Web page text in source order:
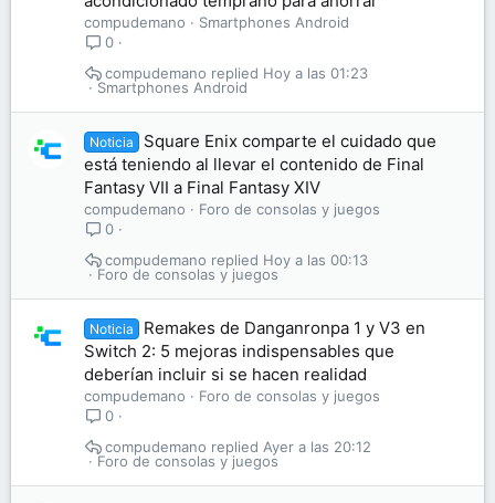
compudemano
Smartphones Android
0
Smartphones Android
Hoy a las 01:23
compudemano
Noticia
Square Enix comparte el cuidado que
está teniendo al llevar el contenido de Final
Fantasy VII a Final Fantasy XIV
compudemano
Foro de consolas y juegos
0
Foro de consolas y juegos
Hoy a las 00:13
compudemano
Noticia
Remakes de Danganronpa 1 y V3 en
Switch 2: 5 mejoras indispensables que
deberían incluir si se hacen realidad
compudemano
Foro de consolas y juegos
0
Foro de consolas y juegos
Ayer a las 20:12
compudemano